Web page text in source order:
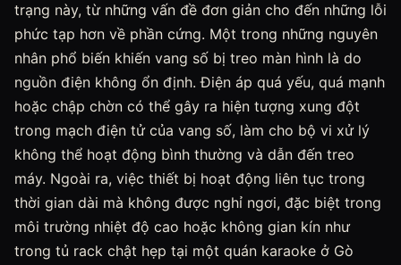
trạng này, từ những vấn đề đơn giản cho đến những lỗi
phức tạp hơn về phần cứng. Một trong những nguyên
nhân phổ biến khiến vang số bị treo màn hình là do
nguồn điện không ổn định. Điện áp quá yếu, quá mạnh
hoặc chập chờn có thể gây ra hiện tượng xung đột
trong mạch điện tử của vang số, làm cho bộ vi xử lý
không thể hoạt động bình thường và dẫn đến treo
máy. Ngoài ra, việc thiết bị hoạt động liên tục trong
thời gian dài mà không được nghỉ ngơi, đặc biệt trong
môi trường nhiệt độ cao hoặc không gian kín như
trong tủ rack chật hẹp tại một quán karaoke ở Gò